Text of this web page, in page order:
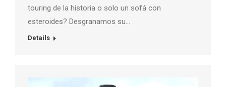
touring de la historia o solo un sofá con
esteroides? Desgranamos su…
Details